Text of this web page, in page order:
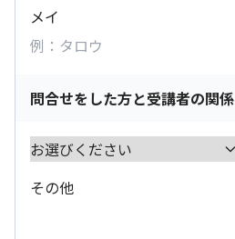
メイ
問合せをした方と受講者の関係
その他